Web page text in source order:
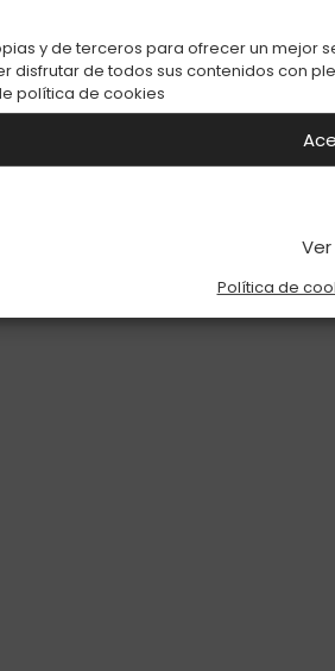
y de terceros para ofrecer un mejor
disfrutar de todos sus contenidos con
política de cookies
Política de